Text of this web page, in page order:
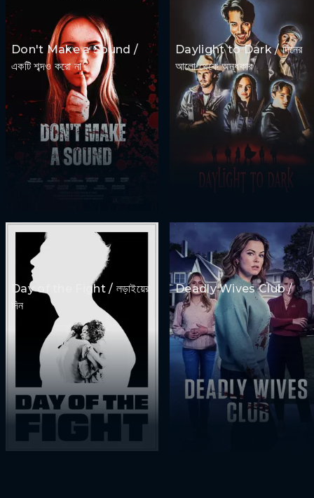
Don't Make a Sound /
একটি শব্দও করো না
Daylight to Dark / দিনের
আলো থেকে অন্ধকার
Day of the Fight / লড়াইয়ের
দিন
Deadly Wives Club /